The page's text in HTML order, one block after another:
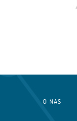
O NAS